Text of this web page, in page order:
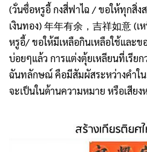
(วั่นซื่อหรูอี้ กงสี่ฟาไฉ / ขอให้ทุกสิ่ง
เงินทอง) 年年有余，吉祥如意 (เ
หรูอี้/ ขอให้มีเหลือกินเหลือใช้และ
บ่อยๆแล้ว การแต่งตุ้ยเหลียนที่เรียก
ฉันทลักษณ์ คือมีสัมผัสระหว่างคำใ
จะเป็นในด้านความหมาย หรือเสียง